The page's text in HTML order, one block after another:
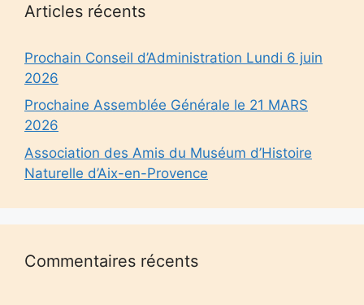
Articles récents
Prochain Conseil d’Administration Lundi 6 juin
2026
Prochaine Assemblée Générale le 21 MARS
2026
Association des Amis du Muséum d’Histoire
Naturelle d’Aix-en-Provence
Commentaires récents